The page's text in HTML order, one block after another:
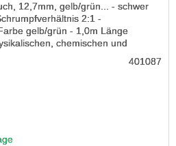
12,7mm, gelb/grün... - schwer
2:1 -
gelb/grün - 1,0m Länge
chemischen und
401087